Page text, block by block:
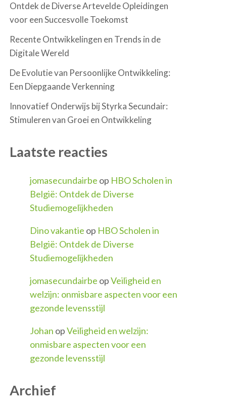
Ontdek de Diverse Artevelde Opleidingen
voor een Succesvolle Toekomst
Recente Ontwikkelingen en Trends in de
Digitale Wereld
De Evolutie van Persoonlijke Ontwikkeling:
Een Diepgaande Verkenning
Innovatief Onderwijs bij Styrka Secundair:
Stimuleren van Groei en Ontwikkeling
Laatste reacties
jomasecundairbe op HBO Scholen in
België: Ontdek de Diverse
Studiemogelijkheden
Dino vakantie op HBO Scholen in
België: Ontdek de Diverse
Studiemogelijkheden
jomasecundairbe opVeiligheid en
welzijn: onmisbare aspecten voor een
gezonde levensstijl
Johan opVeiligheid en welzijn:
onmisbare aspecten voor een
gezonde levensstijl
Archief